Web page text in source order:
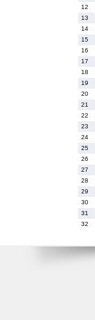
12
13
14
15
16
17
18
19
20
21
22
23
24
25
26
27
28
29
30
31
32